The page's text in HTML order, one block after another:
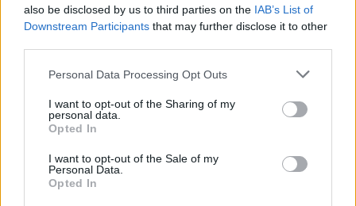
also be disclosed by us to third parties on the IAB’s List of
Downstream Participants that may further disclose it to other
Please note that this website/app uses one or more Google
not limited to your visit or usage behaviour. You may click to
grant or deny consent to Google and its third-party tags to
use your data for below specified purposes in below Google
consent section.
Personal Data Processing Opt Outs
I want to opt-out of the Sharing of my
personal data.
Opted In
I want to opt-out of the Sale of my
Personal Data.
Opted In
FELIRATKOZÁS
mérföldköve a felülvizsgálat
árnyékában?